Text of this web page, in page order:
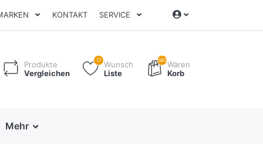
KONTAKT SERVICE
Produkte
Vergleichen
17 Wunsch
Liste
580Waren
Korb
Mehr